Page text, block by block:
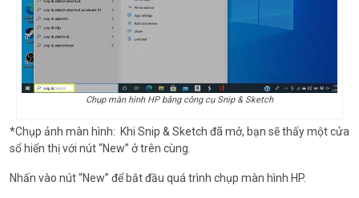
Chụp màn hình HP bằng công cụ Snip & Sketch
*Chụp ảnh màn hình: Khi Snip & Sketch đã mở, bạn sẽ thấy một cửa
sổ hiển thị với nút “New” ở trên cùng.
Nhấn vào nút “New” để bắt đầu quá trình chụp màn hình HP.